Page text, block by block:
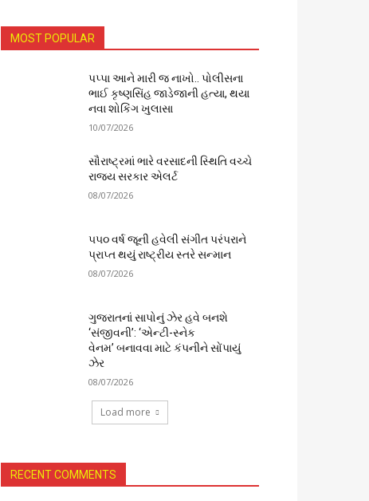
MOST POPULAR
પપ્પા આને મારી જ નાખો.. પોલીસના
ભાઈ કૃષ્ણસિંહ જાડેજાની હત્યા, થયા
નવા શોકિંગ ખુલાસા
10/07/2026
સૌરાષ્ટ્રમાં ભારે વરસાદની સ્થિતિ વચ્ચે
રાજ્ય સરકાર એલર્ટ
08/07/2026
૫૫૦ વર્ષ જૂની હવેલી સંગીત પરંપરાને
પ્રાપ્ત થયું રાષ્ટ્રીય સ્તરે સન્માન
08/07/2026
ગુજરાતનાં સાપોનું ઝેર હવે બનશે
‘સંજીવની’: ‘એન્ટી-સ્નેક
વેનમ’ બનાવવા માટે કંપનીને સોંપાયું
ઝેર
08/07/2026
Load more
RECENT COMMENTS